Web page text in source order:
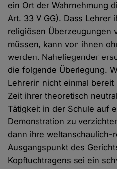
ein Ort der Wahrnehmung
Art. 33 V GG). Dass Lehrer
religiösen Überzeugungen
müssen, kann von ihnen
werden. Naheliegender
die folgende Überlegung.
Lehrerin nicht einmal
Zeit ihrer theoretisch
Tätigkeit in der Schule auf
Demonstration zu
dann ihre weltanschaulich-
Ausgangspunkt des
Kopftuchtragens sei ein